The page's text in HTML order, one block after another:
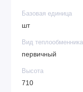
Производитель
благодаря
дюймовые
Базовая единица
шт
Вид теплообменника
первичный
Высота
710